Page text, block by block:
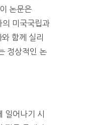
논문은
미국국립과
함께 실리
정상적인 논
일어나기 시